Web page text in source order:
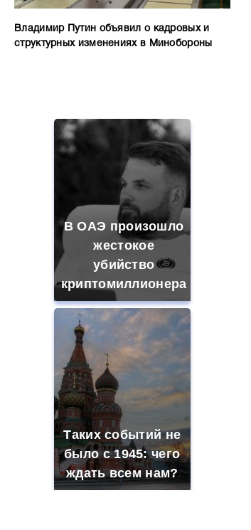
Владимир Путин объявил о кадровых и
структурных изменениях в Минобороны
В ОАЭ произошло
жестокое
убийство
криптомиллионера
Таких событий не
было с 1945: чего
ждать всем нам?